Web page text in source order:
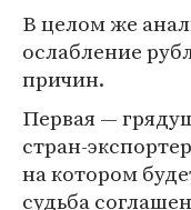
В целом же
ослабление
причин.
Первая —
стран-
на котором
судьба